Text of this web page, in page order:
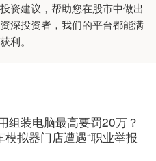
资建议，帮助您在股市中做出
深投资者，我们的平台都能满
利。
组装电脑最高要罚20万？
模拟器门店遭遇“职业举报